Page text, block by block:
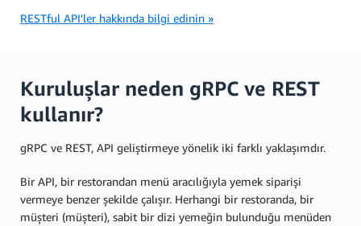
RESTful API'ler hakkında bilgi edinin »
Kuruluşlar neden gRPC ve REST
kullanır?
gRPC ve REST, API geliştirmeye yönelik iki farklı yaklaşımdır.
Bir API, bir restorandan menü aracılığıyla yemek siparişi
vermeye benzer şekilde çalışır. Herhangi bir restoranda, bir
müşteri (müşteri), sabit bir dizi yemeğin bulunduğu menüden